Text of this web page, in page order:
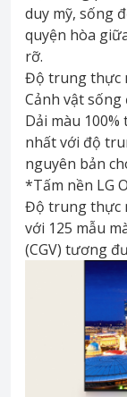
duy mỹ, sống
quyện hòa
rỡ.
Độ trung thực
Cảnh vật
Dải màu
nhất với độ
nguyên bản
*Tấm nền LG
Độ trung thực
với 125 mẫu
(CGV) tương